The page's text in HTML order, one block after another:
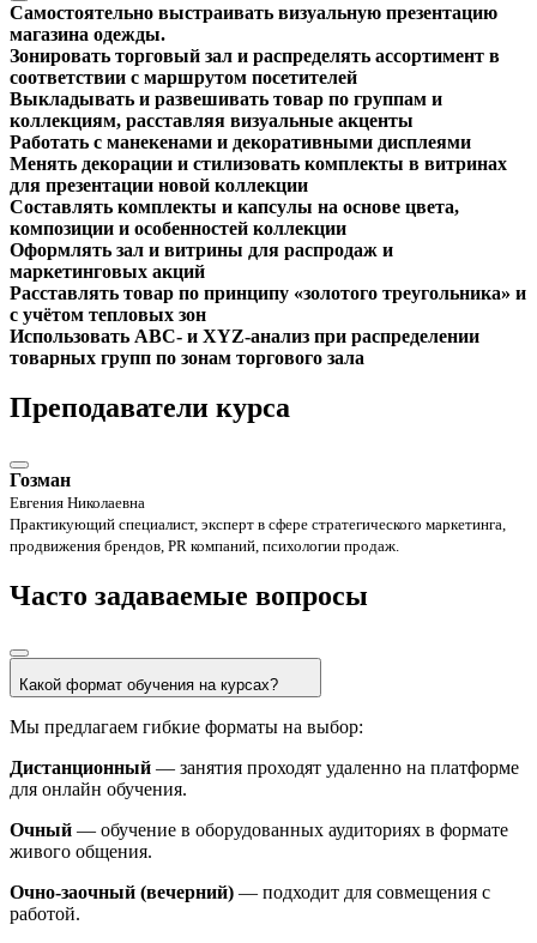
Самостоятельно выстраивать визуальную презентацию
магазина одежды.
Зонировать торговый зал и распределять ассортимент в
соответствии с маршрутом посетителей
Выкладывать и развешивать товар по группам и
коллекциям, расставляя визуальные акценты
Работать с манекенами и декоративными дисплеями
Менять декорации и стилизовать комплекты в витринах
для презентации новой коллекции
Составлять комплекты и капсулы на основе цвета,
композиции и особенностей коллекции
Оформлять зал и витрины для распродаж и
маркетинговых акций
Расставлять товар по принципу «золотого треугольника» и
с учётом тепловых зон
Использовать ABC- и XYZ-анализ при распределении
товарных групп по зонам торгового зала
Преподаватели курса
Гозман
Евгения Николаевна
Практикующий специалист, эксперт в сфере стратегического маркетинга,
продвижения брендов, PR компаний, психологии продаж.
Часто задаваемые вопросы
Какой формат обучения на курсах?
Мы предлагаем гибкие форматы на выбор:
Дистанционный — занятия проходят удаленно на платформе
для онлайн обучения.
Очный — обучение в оборудованных аудиториях в формате
живого общения.
Очно‑заочный (вечерний) — подходит для совмещения с
работой.